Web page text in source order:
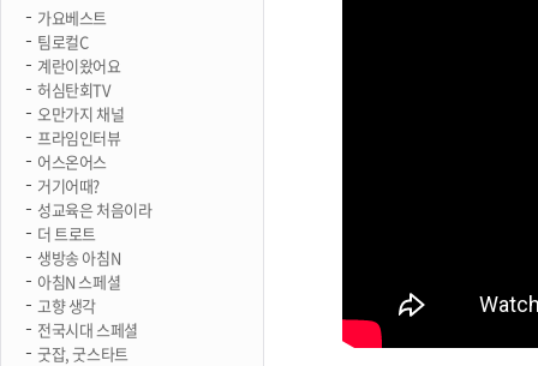
가요베스트
팀로컬C
계란이왔어요
허심탄회TV
오만가지 채널
프라임인터뷰
어스온어스
거기어때?
성교육은 처음이라
더 트로트
생방송 아침N
아침N 스페셜
고향 생각
전국시대 스페셜
굿잡, 굿스타트